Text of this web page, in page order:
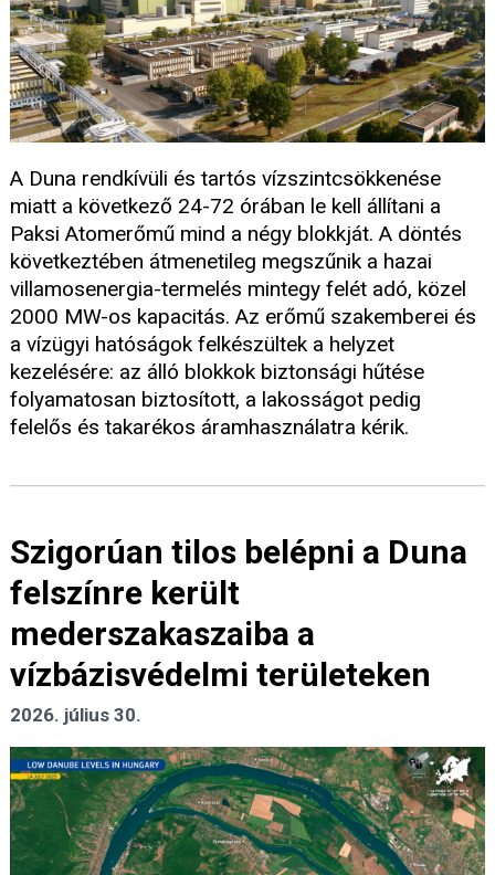
A Duna rendkívüli és tartós vízszintcsökkenése
miatt a következő 24-72 órában le kell állítani a
Paksi Atomerőmű mind a négy blokkját. A döntés
következtében átmenetileg megszűnik a hazai
villamosenergia-termelés mintegy felét adó, közel
2000 MW-os kapacitás. Az erőmű szakemberei és
a vízügyi hatóságok felkészültek a helyzet
kezelésére: az álló blokkok biztonsági hűtése
folyamatosan biztosított, a lakosságot pedig
felelős és takarékos áramhasználatra kérik.
Szigorúan tilos belépni a Duna
felszínre került
mederszakaszaiba a
vízbázisvédelmi területeken
2026. július 30.